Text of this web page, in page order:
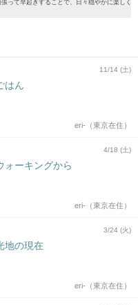
って早起きすることで、日々穏やかに楽し
11/14 (土)
はん
eri-（東京在住）
4/18 (土)
ォーキングから
eri-（東京在住）
3/24 (火)
地の現在
eri-（東京在住）